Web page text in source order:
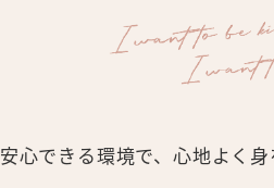
安心できる環境で、心地よく身